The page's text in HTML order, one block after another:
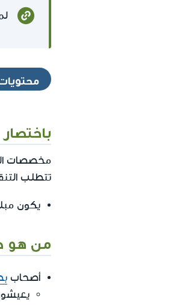
باختصار
مخصصات
تتطلب
يكون مبلغ مخصصات
من هو
أصحاب